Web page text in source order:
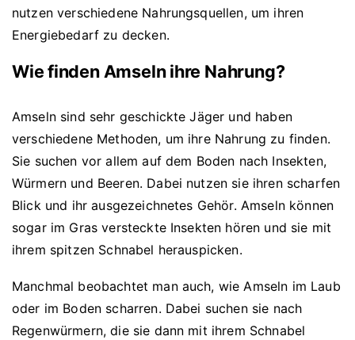
nutzen verschiedene Nahrungsquellen, um ihren
Energiebedarf zu decken.
Wie finden Amseln ihre Nahrung?
Amseln sind sehr geschickte Jäger und haben
verschiedene Methoden, um ihre Nahrung zu finden.
Sie suchen vor allem auf dem Boden nach Insekten,
Würmern und Beeren. Dabei nutzen sie ihren scharfen
Blick und ihr ausgezeichnetes Gehör. Amseln können
sogar im Gras versteckte Insekten hören und sie mit
ihrem spitzen Schnabel herauspicken.
Manchmal beobachtet man auch, wie Amseln im Laub
oder im Boden scharren. Dabei suchen sie nach
Regenwürmern, die sie dann mit ihrem Schnabel